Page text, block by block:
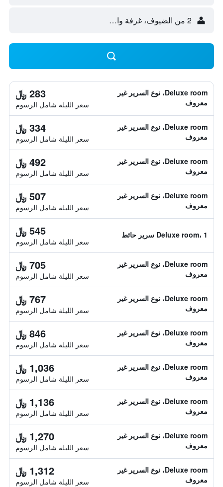
2 من الضيوف، غرفة واحدة
Deluxe room، نوع السرير غير
معروف
283 ﷼
سعر الليلة شامل الرسوم
Deluxe room، نوع السرير غير
معروف
334 ﷼
سعر الليلة شامل الرسوم
Deluxe room، نوع السرير غير
معروف
492 ﷼
سعر الليلة شامل الرسوم
Deluxe room، نوع السرير غير
معروف
507 ﷼
سعر الليلة شامل الرسوم
Deluxe room، 1 سرير حائط 545 ﷼
سعر الليلة شامل الرسوم
Deluxe room، نوع السرير غير
معروف
705 ﷼
سعر الليلة شامل الرسوم
Deluxe room، نوع السرير غير
معروف
767 ﷼
سعر الليلة شامل الرسوم
Deluxe room، نوع السرير غير
معروف
846 ﷼
سعر الليلة شامل الرسوم
Deluxe room، نوع السرير غير
معروف
1,036 ﷼
سعر الليلة شامل الرسوم
Deluxe room، نوع السرير غير
معروف
1,136 ﷼
سعر الليلة شامل الرسوم
Deluxe room، نوع السرير غير
معروف
1,270 ﷼
سعر الليلة شامل الرسوم
Deluxe room، نوع السرير غير
معروف
1,312 ﷼
سعر الليلة شامل الرسوم